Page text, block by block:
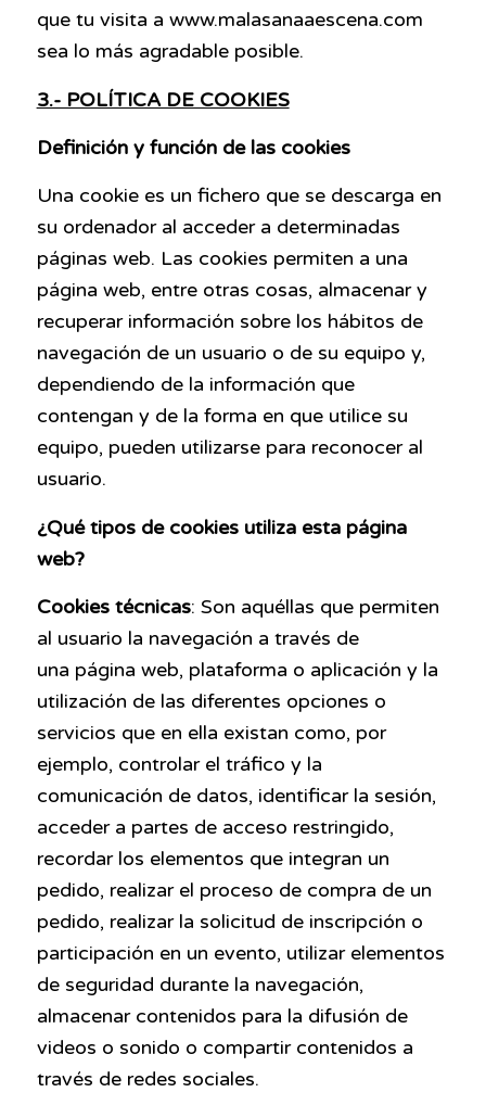
que tu visita a www.malasanaaescena.com
sea lo más agradable posible.
3.- POLÍTICA DE COOKIES
Definición y función de las cookies
Una cookie es un fichero que se descarga en
su ordenador al acceder a determinadas
páginas web. Las cookies permiten a una
página web, entre otras cosas, almacenar y
recuperar información sobre los hábitos de
navegación de un usuario o de su equipo y,
dependiendo de la información que
contengan y de la forma en que utilice su
equipo, pueden utilizarse para reconocer al
usuario.
¿Qué tipos de cookies utiliza esta página
web?
Cookies técnicas: Son aquéllas que permiten
al usuario la navegación a través de
una página web, plataforma o aplicación y la
utilización de las diferentes opciones o
servicios que en ella existan como, por
ejemplo, controlar el tráfico y la
comunicación de datos, identificar la sesión,
acceder a partes de acceso restringido,
recordar los elementos que integran un
pedido, realizar el proceso de compra de un
pedido, realizar la solicitud de inscripción o
participación en un evento, utilizar elementos
de seguridad durante la navegación,
almacenar contenidos para la difusión de
videos o sonido o compartir contenidos a
través de redes sociales.